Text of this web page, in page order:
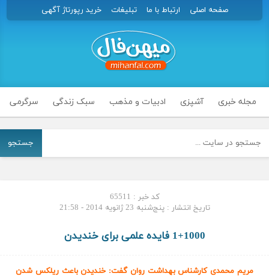
صفحه اصلی ارتباط با ما تبلیغات خرید رپورتاژ آگهی
مجله خبری آشپزی ادبیات و مذهب سبک زندگی سرگرمی
جستجو
کد خبر : 65511
تاریخ انتشار : پنج‌شنبه 23 ژانویه 2014 - 21:58
1+1000 فایده علمی برای خندیدن
مریم محمدی کارشناس بهداشت روان گفت: خندیدن باعث ریلکس شدن